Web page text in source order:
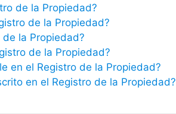
de la Propiedad?
de la Propiedad?
la Propiedad?
de la Propiedad?
en el Registro de la Propiedad?
en el Registro de la Propiedad?